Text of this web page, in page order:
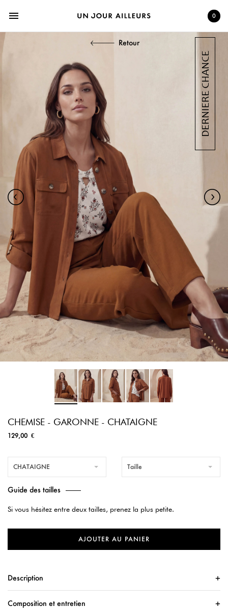
menu 0
Retour
CHEMISE - GARONNE - CHATAIGNE
129,00 €
CHATAIGNE Taille
Guide des tailles
Si vous hésitez entre deux tailles, prenez la plus petite.
AJOUTER AU PANIER
Description
Composition et entretien